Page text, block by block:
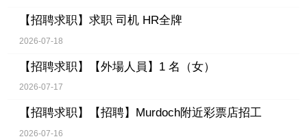
【招聘求职】 求职 司机 HR全牌
2026-07-18
【招聘求职】 【外場人員】1 名（女）
2026-07-17
【招聘求职】 【招聘】Murdoch附近彩票店招工
2026-07-16